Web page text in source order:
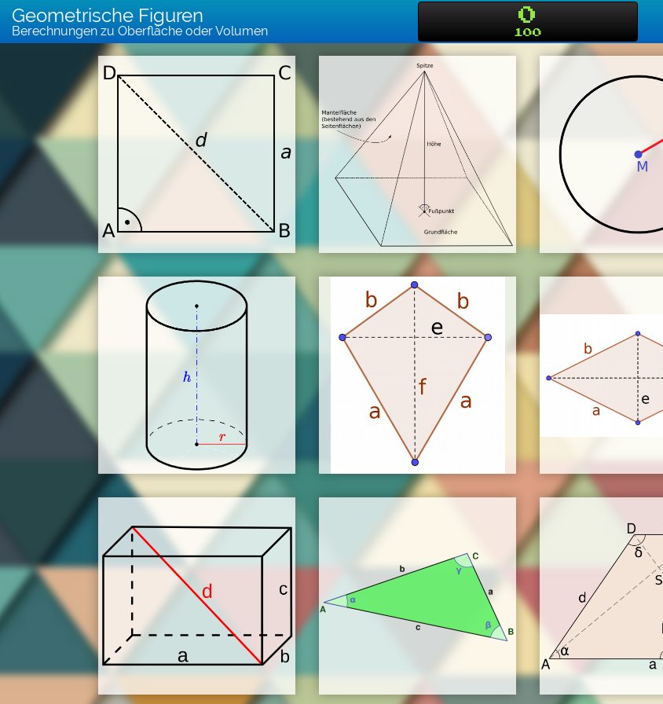
Geometrische Figuren
Berechnungen zu Oberfläche oder Volumen
0
100